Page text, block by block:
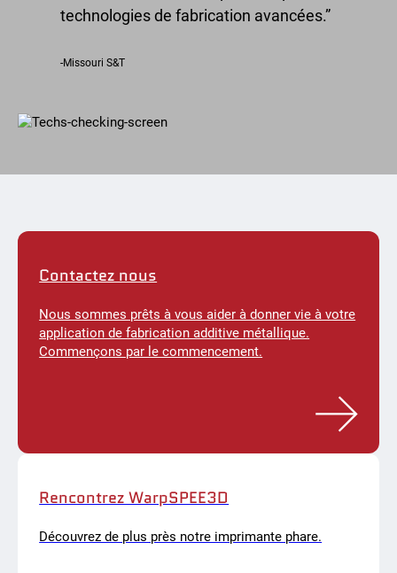
technologies de fabrication avancées.
-Missouri S&T
Contactez nous
Nous sommes prêts à vous aider à donner vie à votre
application de fabrication additive métallique.
Commençons par le commencement.
Rencontrez WarpSPEE3D
Découvrez de plus près notre imprimante phare.